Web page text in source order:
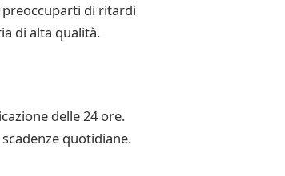
di ritardi
di alta qualità.
delle 24 ore.
quotidiane.